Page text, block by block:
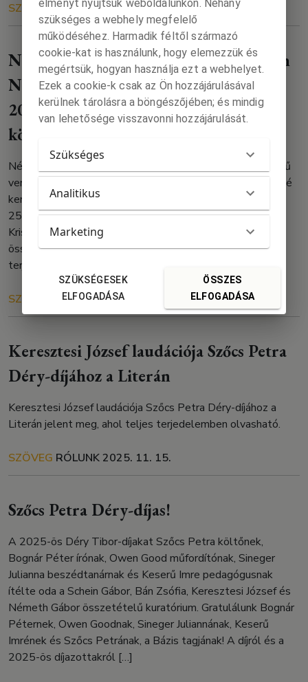
SZÖVEG RÓLUNK2026. 02. 19.
Németh Zoltán Százöt és Peer Krisztián
Naphimnusz című verse a KULTER
2025-ös TOP10 KULTkölteményei
között!
Németh Zoltán Százöt és Peer Krisztián Naphimnusz című
verse a KULTER 2025-ös TOP10 KULTkölteményei közé
került, Szőcs Petra A cseléd energiája című verse pedig a
25-ös listára! Gratulálunk Németh Zoltánnak, Peer
Krisztiánnak és Szőcs Petrának, a Bázis tagjainak! Az
összefoglalót Purosz Leonidasz készítette, teljes
terjedelemben a KULTER online felületén olvasható.
SZÖVEG RÓLUNK 2026. 01. 10.
Keresztesi József laudációja Szőcs Petra
Déry-díjához a Literán
Keresztesi József laudációja Szőcs Petra Déry-díjához a
Literán jelent meg, ahol teljes terjedelemben olvasható.
SZÖVEG RÓLUNK2025. 11. 15.
Szőcs Petra Déry-díjas!
A 2025-ös Déry Tibor-díjakat Szőcs Petra költőnek,
Bognár Péter írónak, Owen Good műfordítónak, Sineger
Julianna beszédtanárnak és Keserű Imre pedagógusnak
ítélte oda a Schein Gábor, Bán Zsófia, Keresztesi József és
Németh Gábor összetételű kuratórium. Gratulálunk Bognár
Péternek, Owen Goodnak, Sineger Juliannának, Keserű
Imrének és Szőcs Petrának, a Bázis tagjának! A díjról és a
2025-ös díjazottakról […]
élményt nyújtsuk weboldalunkon. Néhány
szükséges a webhely megfelelő
működéséhez. Harmadik féltől származó
cookie-kat is használunk, hogy elemezzük és
megértsük, hogyan használja ezt a webhelyet.
Ezek a cookie-k csak az Ön hozzájárulásával
kerülnek tárolásra a böngészőjében; és mindig
van lehetősége visszavonni hozzájárulását.
Szükséges
Analitikus
Marketing
SZÜKSÉGESEK
ELFOGADÁSA
ÖSSZES
ELFOGADÁSA